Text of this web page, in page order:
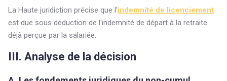
La Haute juridiction précise que l'indemnité de licenciement
est due sous déduction de l'indemnité de départ à la retraite
déjà perçue par la salariée.
III. Analyse de la décision